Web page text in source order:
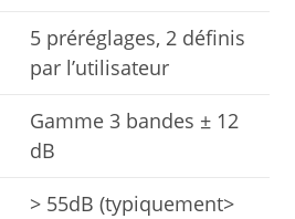
5 préréglages, 2 définis
par l’utilisateur
Gamme 3 bandes ± 12
dB
> 55dB (typiquement>